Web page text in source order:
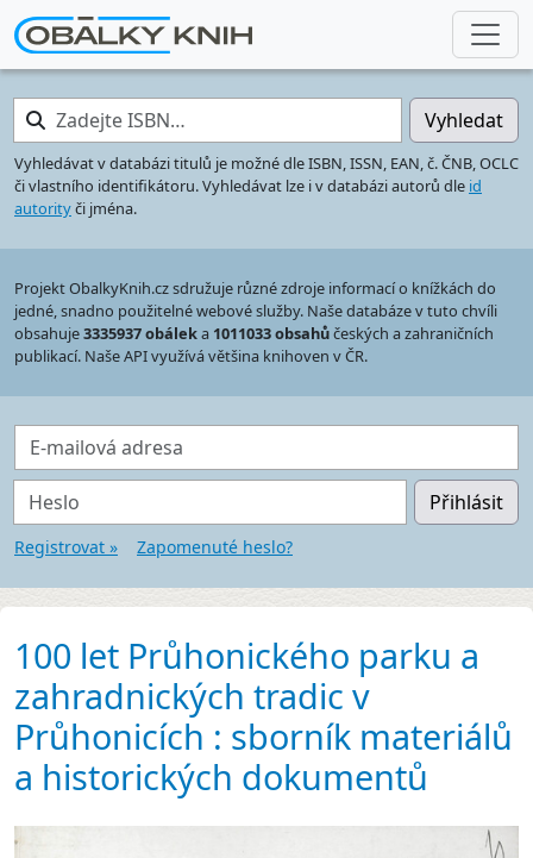
Zadejte ISBN… Vyhledat
Vyhledávat v databázi titulů je možné dle ISBN, ISSN, EAN, č. ČNB, OCLC
či vlastního identifikátoru. Vyhledávat lze i v databázi autorů dle id
autorityči jména.
Projekt ObalkyKnih.cz sdružuje různé zdroje informací o knížkách do
jedné, snadno použitelné webové služby. Naše databáze v tuto chvíli
obsahuje3335937 obáleka 1011033 obsahůčeských a zahraničních
publikací. Naše API využívá většina knihoven v ČR.
E-mailová adresa
Heslo Přihlásit
Registrovat » Zapomenuté heslo?
100 let Průhonického parku a
zahradnických tradic v
Průhonicích : sborník materiálů
a historických dokumentů